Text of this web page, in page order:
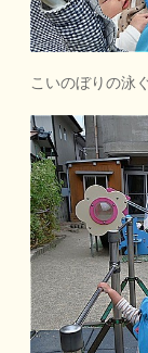
こいのぼりの泳